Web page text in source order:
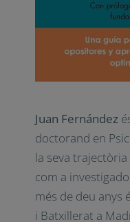
Juan Fernández
doctorand en
iniciar la seva
treballant com a
Des de fa més de